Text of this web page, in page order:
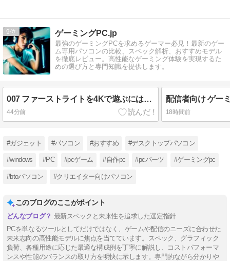
9 ゲーミングPC.jp
最強のゲーミングPCを求めるゲーマー必見！最新のゲー
ム専用パソコンの比較、スペック解析、おすすめモデル
を徹底レビュー。高性能なゲーミング体験を実現するた
めの選び方と専門知識を提供します。
007 ファーストライトを4Kで遊ぶには何が必要か
44分前 18時間前
#ガジェット #パソコン #おすすめ #デスクトップパソコン
#windows #PC #pcゲーム #自作pc #pcパーツ #ゲーミングpc
#btoパソコン #クリエイター向けパソコン
このブログのここがポイント
最新スペックと未来性を追求した選定指針
PCを単なるツールとしてだけではなく、ゲームや配信のニーズに合わせた
未来志向の高性能モデルに焦点を当てています。スペック、グラフィック
負荷、各種用途に応じた最適な構成例を丁寧に解説し、コストパフォーマ
ンスや性能のバランスの取り方を明快に示します。専門的ながら分かりや